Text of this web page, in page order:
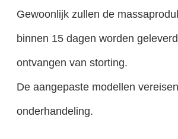
Gewoonlijk zullen de
binnen 15 dagen worden
ontvangen van storting.
De aangepaste modellen vereisen
onderhandeling.